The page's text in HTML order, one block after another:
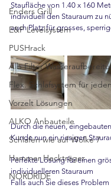
Enders Grill
E&P Levelsystem
PUSHrack
Alb Filter
Flex. Schlafsystem für
Vorzelt Lösungen
ALKO Anbauteile
Schlafen wie auf Wolke 7
Hammer Heckträger
NORDRIDE
Staufläche von 1.40 x 160
individuell den Stauraum zu
auch Platz für grosses,
Durch die neuen,
Kunde nun ein riesigen
Perfekte Lösung für einen
individuelleren Stauraum
Falls auch Sie dieses